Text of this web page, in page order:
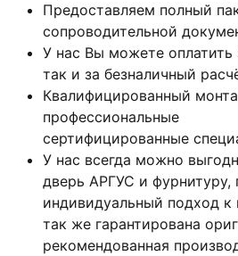
Предоставляем полный
сопроводительной
У нас Вы можете оплатить
так и за безналичный
Квалифицированный
профессиональные
сертифицированные
У нас всегда можно
дверь АРГУС и фурнитуру,
индивидуальный подход
так же гарантирована
рекомендованная